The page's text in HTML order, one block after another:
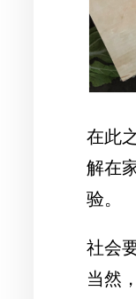
在此
解在
验。
社会
当然